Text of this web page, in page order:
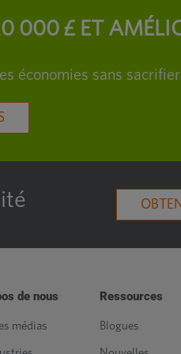
000 £ ET
économies sans
de nous
médias
Ressources
Blogues